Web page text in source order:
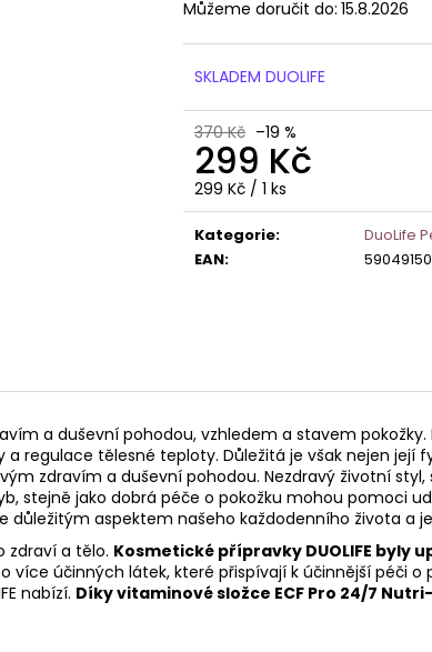
Můžeme doručit do: 15.8.2026
SKLADEM DUOLIFE
370 Kč –19 %
299 Kč
Měrná
cena:
299 Kč / 1 ks
Kategorie:
DuoLife
EAN:
a duševní pohodou, vzhledem a stavem
regulace tělesné teploty. Důležitá je však nejen její
zdravím a duševní pohodou. Nezdravý životní
stejně jako dobrá péče o pokožku mohou pomoci
aspektem našeho každodenního života a
zdraví a tělo. Kosmetické přípravky DUOLIFE byly
účinných látek, které přispívají k účinnější péči o
nabízí. Díky vitaminové složce ECF Pro 24/7
849 Kč